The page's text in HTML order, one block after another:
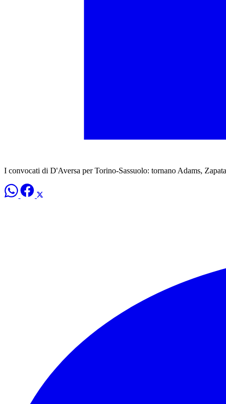
I convocati di D'Aversa per Torino-Sassuolo: tornano Adams,